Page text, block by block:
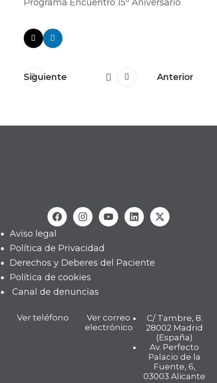
Programa Encuentro 15º Aniversario
Siguiente Anterior
Aviso legal
Política de Privacidad
Derechos y Deberes del Paciente
Política de cookies
Canal de denuncias
Ver teléfono
Ver correo
electrónico
C/ Tambre, 8.
28002 Madrid
(España)
Av. Perfecto
Palacio de la
Fuente, 6,
03003 Alicante